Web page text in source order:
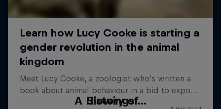
Slowings
A History of...